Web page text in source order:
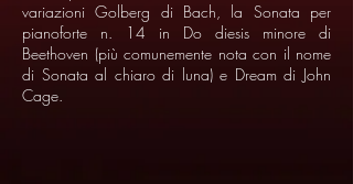
variazioni Golberg di Bach, la Sonata per
pianoforte n. 14 in Do diesis minore di
Beethoven (più comunemente nota con il nome
di Sonata al chiaro di luna) e Dream di John
Cage.